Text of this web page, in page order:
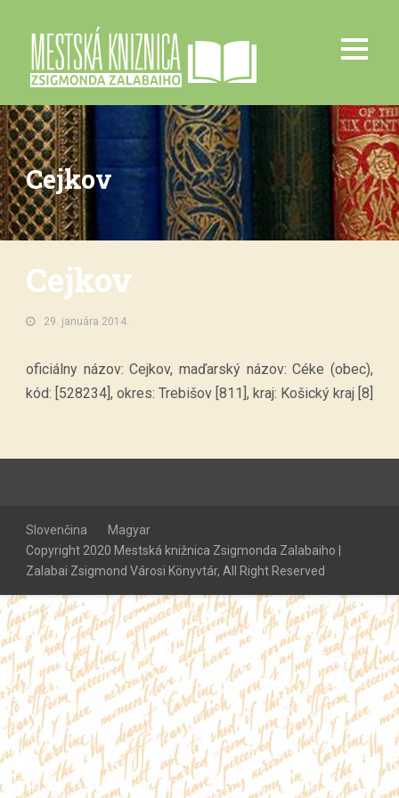
Cejkov
Cejkov
29. januára 2014.
oficiálny názov: Cejkov, maďarský názov: Céke (obec),
kód: [528234], okres: Trebišov [811], kraj: Košický kraj [8]
Slovenčina
Magyar
Copyright 2020 Mestská knižnica Zsigmonda Zalabaiho |
Zalabai Zsigmond Városi Könyvtár, All Right Reserved